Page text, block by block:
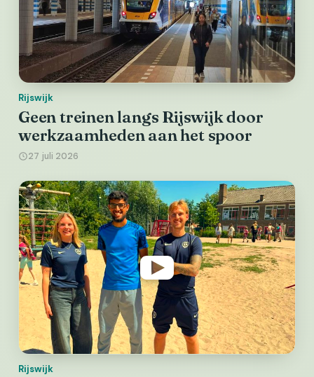
Rijswijk
Geen treinen langs Rijswijk door
werkzaamheden aan het spoor
27 juli 2026
Rijswijk